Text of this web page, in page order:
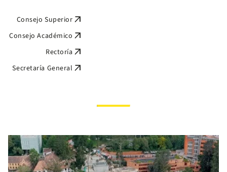
Consejo Superior arrow_outward
Consejo Académico arrow_outward
Rectoría arrow_outward
Secretaría General arrow_outward